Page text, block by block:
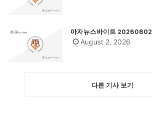
아자뉴스바이트 20260802
August 2, 2026
다른 기사 보기